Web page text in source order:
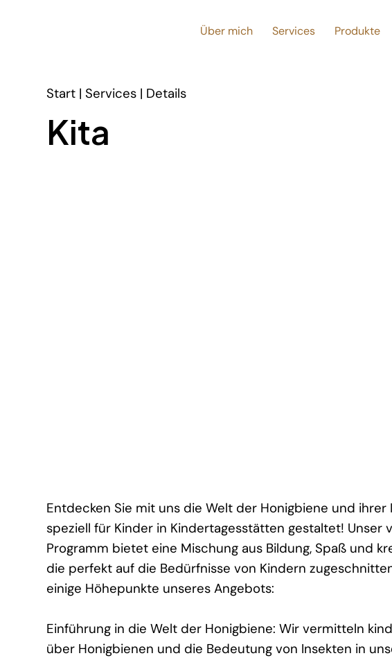
Über mich Services Produkte
Start | Services | Details
Kita
Entdecken Sie mit uns die Welt der Honigbiene und
speziell für Kinder in Kindertagesstätten gestaltet! Unser
Programm bietet eine Mischung aus Bildung, Spaß und
die perfekt auf die Bedürfnisse von Kindern
einige Höhepunkte unseres Angebots:
Einführung in die Welt der Honigbiene: Wir vermitteln
über Honigbienen und die Bedeutung von Insekten in